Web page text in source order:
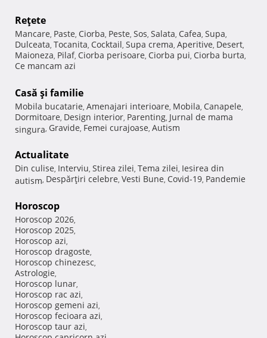
Reţete
Mancare, Paste, Ciorba, Peste, Sos, Salata, Cafea, Supa,
Dulceata, Tocanita, Cocktail, Supa crema, Aperitive, Desert,
Maioneza, Pilaf, Ciorba perisoare, Ciorba pui, Ciorba burta,
Ce mancam azi
Casă şi familie
Mobila bucatarie, Amenajari interioare, Mobila, Canapele,
Dormitoare, Design interior, Parenting, Jurnal de mama
singura, Gravide, Femei curajoase, Autism
Actualitate
Din culise, Interviu, Stirea zilei, Tema zilei, Iesirea din
autism, Despărţiri celebre, Vesti Bune, Covid-19, Pandemie
Horoscop
Horoscop 2026,
Horoscop 2025,
Horoscop azi,
Horoscop dragoste,
Horoscop chinezesc,
Astrologie,
Horoscop lunar,
Horoscop rac azi,
Horoscop gemeni azi,
Horoscop fecioara azi,
Horoscop taur azi,